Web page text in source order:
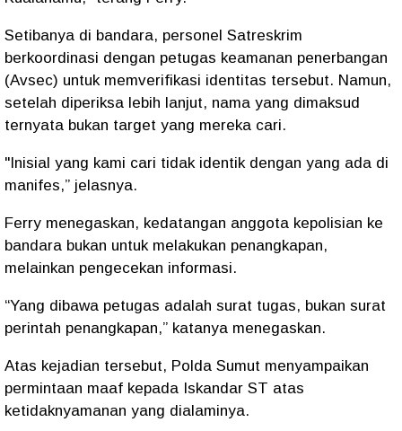
Setibanya di bandara, personel Satreskrim
berkoordinasi dengan petugas keamanan penerbangan
(Avsec) untuk memverifikasi identitas tersebut. Namun,
setelah diperiksa lebih lanjut, nama yang dimaksud
ternyata bukan target yang mereka cari.
"Inisial yang kami cari tidak identik dengan yang ada di
manifes,” jelasnya.
Ferry menegaskan, kedatangan anggota kepolisian ke
bandara bukan untuk melakukan penangkapan,
melainkan pengecekan informasi.
“Yang dibawa petugas adalah surat tugas, bukan surat
perintah penangkapan,” katanya menegaskan.
Atas kejadian tersebut, Polda Sumut menyampaikan
permintaan maaf kepada Iskandar ST atas
ketidaknyamanan yang dialaminya.